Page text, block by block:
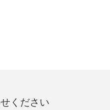
ください